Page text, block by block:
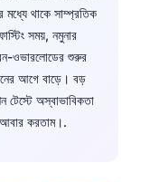
থাকে সাম্প্রতিক
সময়, নমুনার
ওভারলোডের শুরুর
আগে বাড়ে। বড়
টেস্টে অস্বাভাবিকতা
করতাম।.